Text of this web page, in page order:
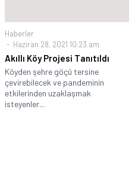
Haberler
Haziran 28, 2021 10:23 am
Akıllı Köy Projesi Tanıtıldı
Köyden şehre göçü tersine
çevirebilecek ve pandeminin
etkilerinden uzaklaşmak
isteyenler...